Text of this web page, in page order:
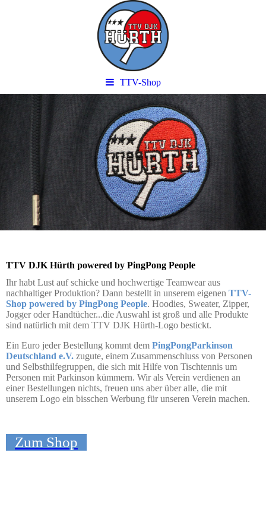
TTV-Shop
TTV DJK Hürth powered by PingPong People
Ihr habt Lust auf schicke und hochwertige Teamwear aus
nachhaltiger Produktion? Dann bestellt in unserem eigenen TTV-
Shop powered by PingPong People. Hoodies, Sweater, Zipper,
Jogger oder Handtücher...die Auswahl ist groß und alle Produkte
sind natürlich mit dem TTV DJK Hürth-Logo bestickt.
Ein Euro jeder Bestellung kommt dem PingPongParkinson
Deutschland e.V. zugute, einem Zusammenschluss von Personen
und Selbsthilfegruppen, die sich mit Hilfe von Tischtennis um
Personen mit Parkinson kümmern. Wir als Verein verdienen an
einer Bestellungen nichts, freuen uns aber über alle, die mit
unserem Logo ein bisschen Werbung für unseren Verein machen.
Zum Shop